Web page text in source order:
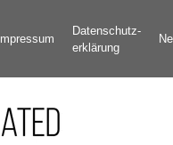
Impressum
Datenschutz­
erklärung